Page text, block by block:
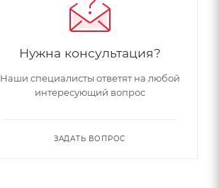
Нужна консультация?
Наши специалисты ответят на любой
интересующий вопрос
ЗАДАТЬ ВОПРОС